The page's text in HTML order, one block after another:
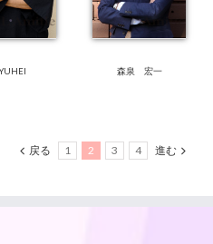
森泉 宏一
戻る 1 2 3 4 進む